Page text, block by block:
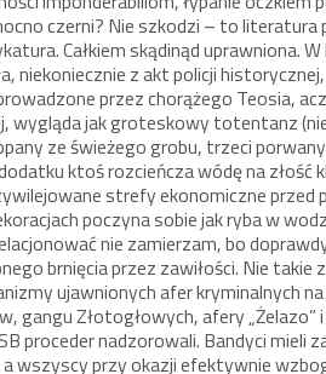
czerni? Nie szkodzi – to literatura
Całkiem skądinąd uprawniona.
niekoniecznie z akt policji
przez chorążego Teosia,
wygląda jak groteskowy totentanz
ze świeżego grobu, trzeci
ktoś rozcieńcza wódę na
strefy ekonomiczne przed
poczyna sobie jak ryba w
nie zamierzam, bo
brnięcia przez zawiłości. Nie
ujawnionych afer kryminalnych
gangu Złotogłowych, afery
proceder nadzorowali. Bandyci mieli
wszyscy przy okazji efektywnie